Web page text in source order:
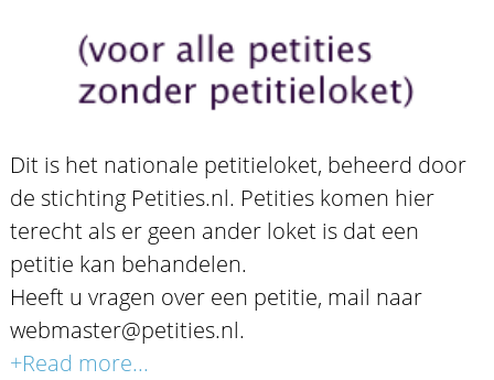
Dit is het nationale petitieloket, beheerd door
de stichting Petities.nl. Petities komen hier
terecht als er geen ander loket is dat een
petitie kan behandelen.
Heeft u vragen over een petitie, mail naar
webmaster@petities.nl.
+Read more...